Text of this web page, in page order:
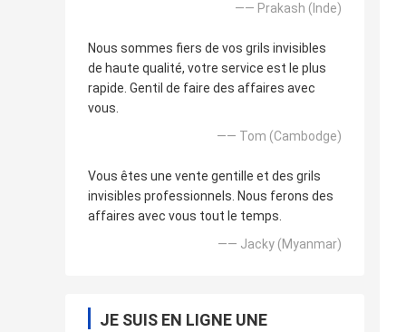
—— Prakash (Inde)
Nous sommes fiers de vos grils invisibles
de haute qualité, votre service est le plus
rapide. Gentil de faire des affaires avec
vous.
—— Tom (Cambodge)
Vous êtes une vente gentille et des grils
invisibles professionnels. Nous ferons des
affaires avec vous tout le temps.
—— Jacky (Myanmar)
JE SUIS EN LIGNE UNE